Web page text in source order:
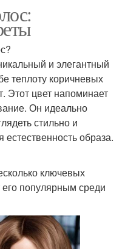
и элегантный
теплоту коричневых
Этот цвет напоминает
Он идеально
стильно и
образа.
ключевых
популярным среди